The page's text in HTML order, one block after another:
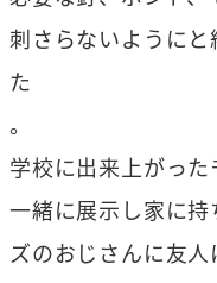
刺さらないように
た
。
学校に出来上がっ
一緒に展示し家に
ズのおじさんに友人